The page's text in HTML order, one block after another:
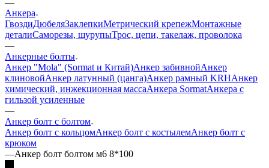
Анкера
ГвоздиДюбеляЗаклепкиМетрический крепежМонтажные
деталиСаморезы, шурупыТрос, цепи, такелаж, проволока
—
Анкерные болты
Анкер "Mola" (Sormat и Китай)Анкер забивнойАнкер
клиновойАнкер латунный (цанга)Анкер рамный KRHАнкер
химический, инжекционная массаАнкера SormatАнкера с
гильзой усиленные
—
Анкер болт с болтом
Анкер болт с кольцомАнкер болт с костылемАнкер болт с
крюком
—Анкер болт болтом м6 8*100